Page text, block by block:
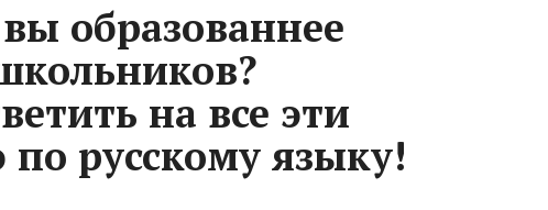
образованнее
на все эти
по русскому языку!